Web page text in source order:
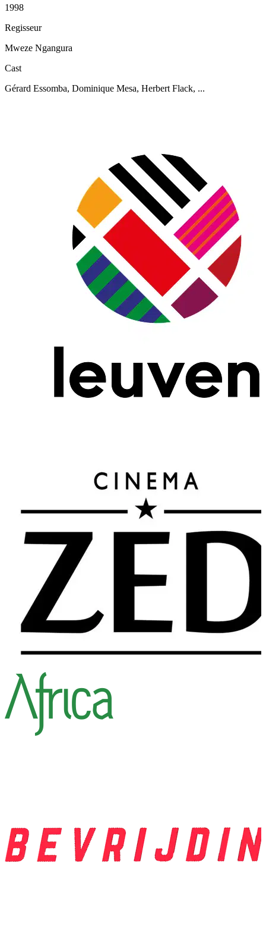
1998
Regisseur
Mweze Ngangura
Cast
Gérard Essomba, Dominique Mesa, Herbert Flack, ...